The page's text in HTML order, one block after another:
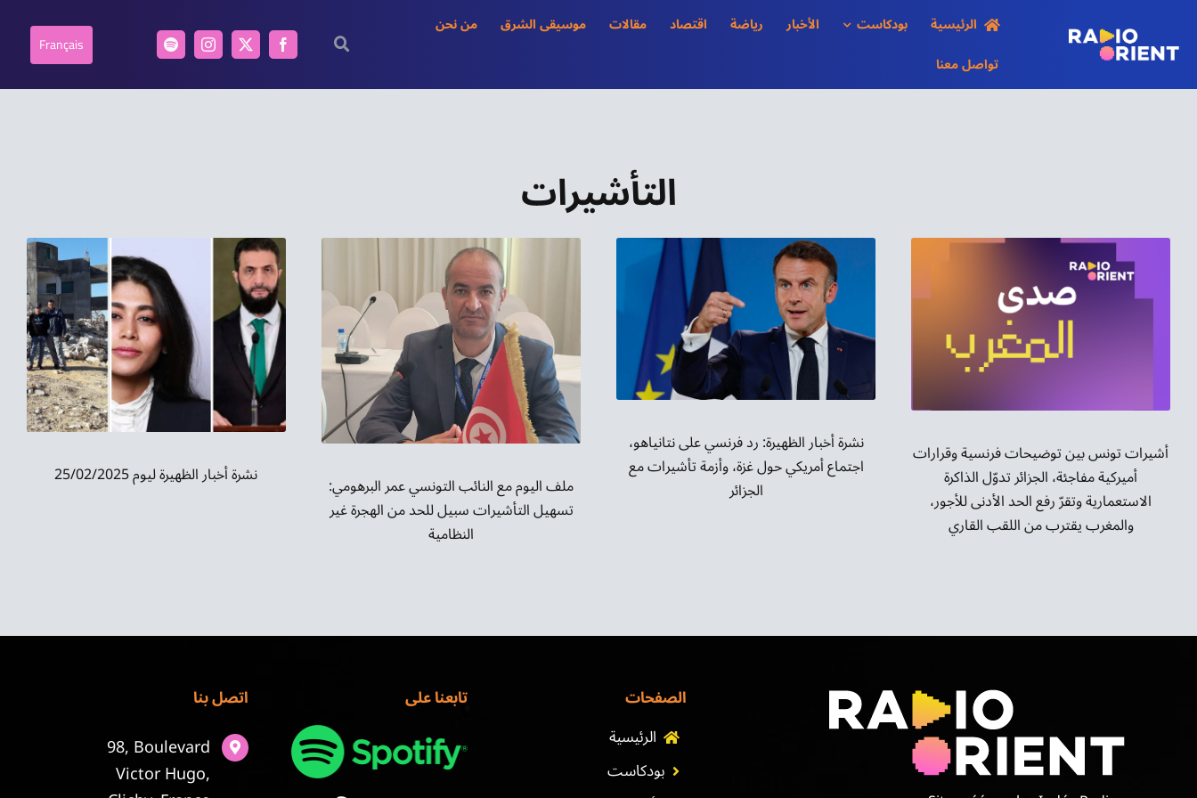
content
الرئيسية بودكاست الأخبار رياضة اقتصاد مقالات موسيقى الشرق
من نحن
تواصل معنا
Français
التأشيرات
أشيرات تونس بين توضيحات فرنسية وقرارات
أميركية مفاجئة، الجزائر تدوّل الذاكرة
الاستعمارية وتقرّ رفع الحد الأدنى للأجور،
والمغرب يقترب من اللقب القاري
نشرة أخبار الظهيرة: رد فرنسي على نتانياهو،
اجتماع أمريكي حول غزة، وأزمة تأشيرات مع
الجزائر ملف اليوم مع النائب التونسي عمر البرهومي:
تسهيل التأشيرات سبيل للحد من الهجرة غير
النظامية
نشرة أخبار الظهيرة ليوم 25/02/2025
الصفحات
الرئيسية
بودكاست
تابعنا على اتصل بنا
98, Boulevard
Victor Hugo,